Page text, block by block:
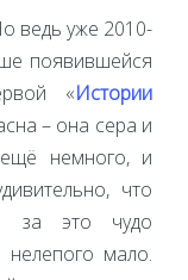
ведь уже 2010-
появившейся
«Истории
– она сера и
немного, и
что
за это чудо
мало.